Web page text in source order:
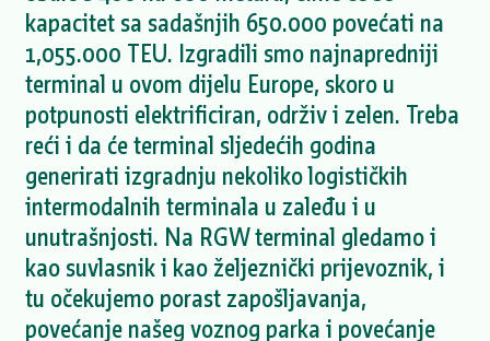
kapacitet sa sadašnjih 650.000 povećati na
1,055.000 TEU. Izgradili smo najnapredniji
terminal u ovom dijelu Europe, skoro u
potpunosti elektrificiran, održiv i zelen. Treba
reći i da će terminal sljedećih godina
generirati izgradnju nekoliko logističkih
intermodalnih terminala u zaleđu i u
unutrašnjosti. Na RGW terminal gledamo i
kao suvlasnik i kao željeznički prijevoznik, i
tu očekujemo porast zapošljavanja,
povećanje našeg voznog parka i povećanje